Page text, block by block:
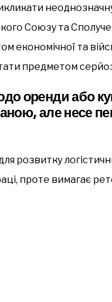
Союзу та
економічної та
предметом
оренди або
але несе
розвитку
проте вимагає